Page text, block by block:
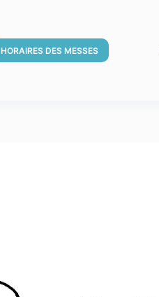
HORAIRES DES MESSES